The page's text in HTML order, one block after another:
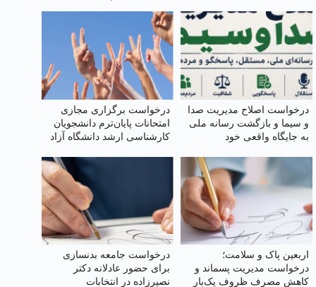
درخواست اصلاح مدیریت صدا
و سیما و بازگشت رسانه ملی
به جایگاه واقعی خود
درخواست برگزاری مجازی
امتحانات پایان‌ترم دانشجویان
کارشناسی ارشد دانشگاه آزاد
اربعین پاک و سلامت؛
درخواست مدیریت پسماند و
کاهش مصرف ظروف یک‌بار
درخواست جامعه بدنسازی
برای حضور عادلانه دکتر
نصیرزاده در انتخابات